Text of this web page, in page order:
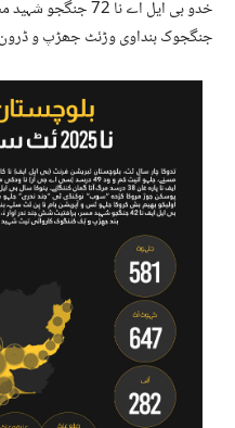
جنگجوک بنداوی وڑئٹ جھڑپ و